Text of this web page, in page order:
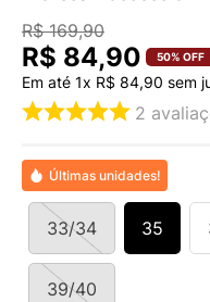
R$ 169,90
R$ 84,90 50% OFF
Em até 1x R$ 84,90 sem
2
Últimas unidades!
33/34 35
39/40
5º
ADIDAS
6º
SAMBA
7 º
MELISSA SLIDE
8 º
NEW 530
9º
VANS TÊNIS VANS
10º NEW BALANCE 204L